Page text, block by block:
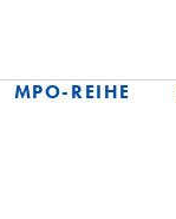
MPO-REIHE